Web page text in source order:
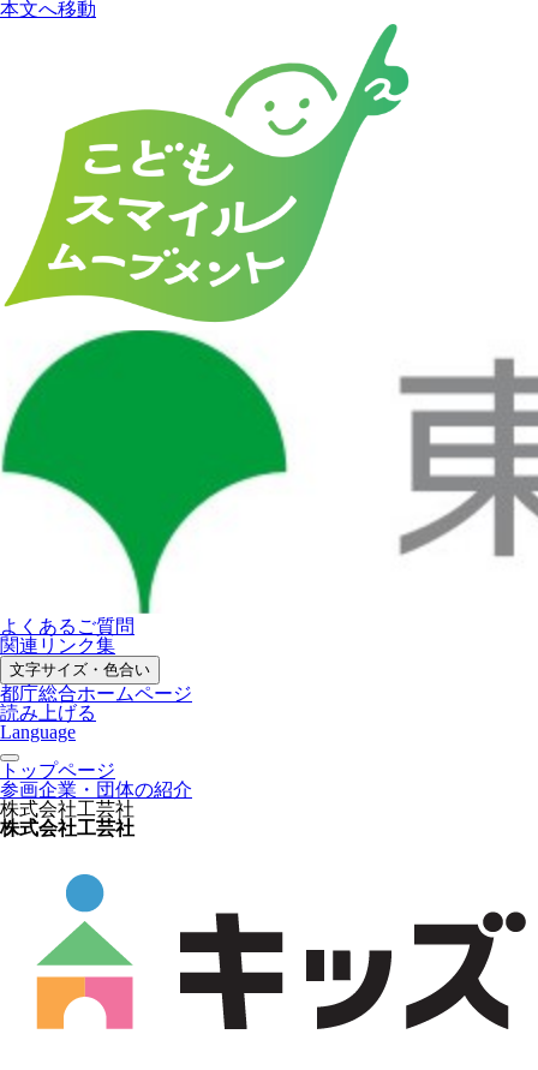
本文へ移動
よくあるご質問
関連リンク集
文字サイズ・色合い
都庁総合ホームページ
読み上げる
Language
トップページ
参画企業・団体の紹介
株式会社工芸社
株式会社工芸社